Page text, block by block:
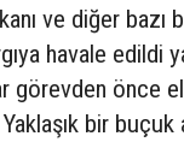
ve diğer bazı
havale edildi
görevden önce
bir buçuk